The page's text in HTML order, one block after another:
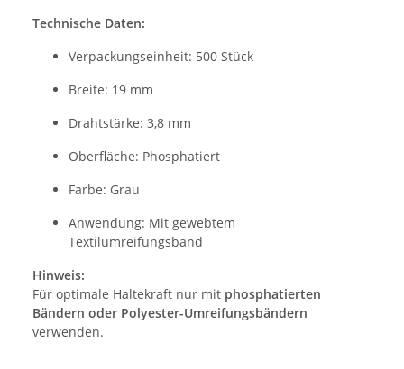
Technische Daten:
Verpackungseinheit: 500 Stück
Breite: 19 mm
Drahtstärke: 3,8 mm
Oberfläche: Phosphatiert
Farbe: Grau
Anwendung: Mit gewebtem
Textilumreifungsband
Hinweis:
Für optimale Haltekraft nur mit phosphatierten
Bändern oder Polyester-Umreifungsbändern
verwenden.